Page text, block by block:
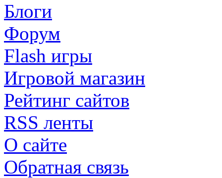
Блоги
Форум
Flash игры
Игровой магазин
Рейтинг сайтов
RSS ленты
О сайте
Обратная связь